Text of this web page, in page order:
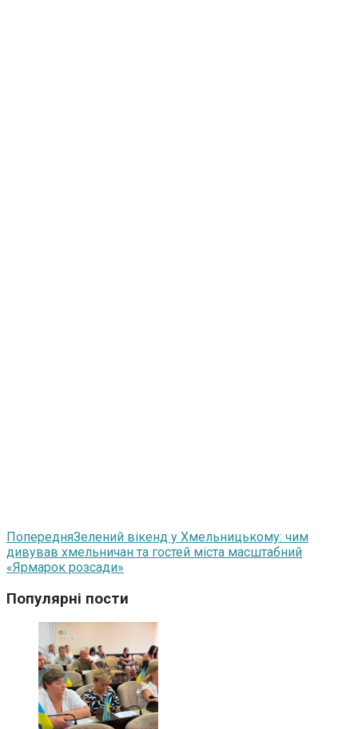
ПопередняЗелений вікенд у Хмельницькому: чим
дивував хмельничан та гостей міста масштабний
«Ярмарок розсади»
Популярні пости